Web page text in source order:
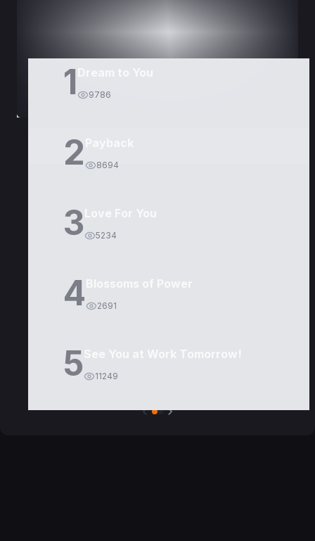
1 9786
2 8694
3 5234
4 2691
5 11249